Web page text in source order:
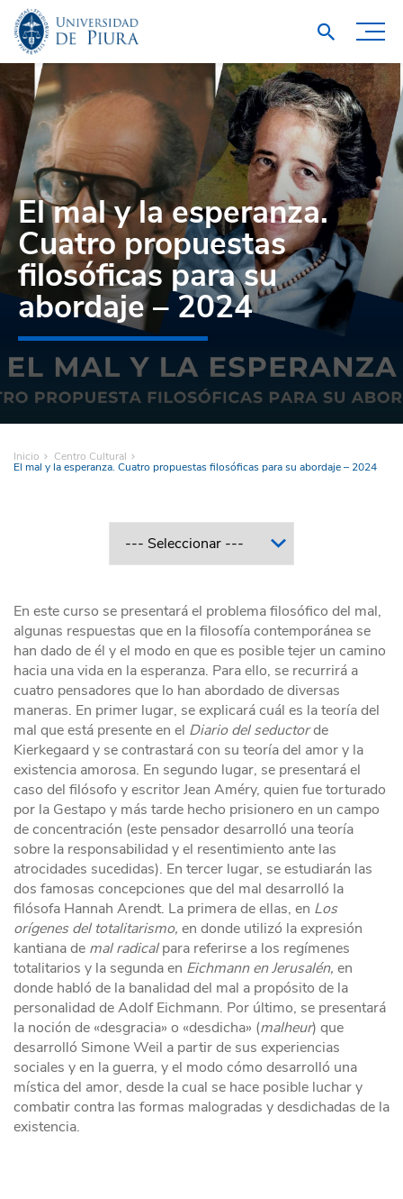
El mal y la esperanza.
Cuatro propuestas
filosóficas para su
abordaje – 2024
Inicio Centro Cultural
El mal y la esperanza. Cuatro propuestas filosóficas para su abordaje – 2024
En este curso se presentará el problema filosófico del mal,
algunas respuestas que en la filosofía contemporánea se
han dado de él y el modo en que es posible tejer un camino
hacia una vida en la esperanza. Para ello, se recurrirá a
cuatro pensadores que lo han abordado de diversas
maneras. En primer lugar, se explicará cuál es la teoría del
mal que está presente en el Diario del seductorde
Kierkegaard y se contrastará con su teoría del amor y la
existencia amorosa. En segundo lugar, se presentará el
caso del filósofo y escritor Jean Améry, quien fue torturado
por la Gestapo y más tarde hecho prisionero en un campo
de concentración (este pensador desarrolló una teoría
sobre la responsabilidad y el resentimiento ante las
atrocidades sucedidas). En tercer lugar, se estudiarán las
dos famosas concepciones que del mal desarrolló la
filósofa Hannah Arendt. La primera de ellas, en Los
orígenes del totalitarismo, en donde utilizó la expresión
kantiana de mal radicalpara referirse a los regímenes
totalitarios y la segunda en Eichmann en Jerusalén, en
donde habló de la banalidad del mal a propósito de la
personalidad de Adolf Eichmann. Por último, se presentará
la noción de «desgracia» o «desdicha» (malheur) que
desarrolló Simone Weil a partir de sus experiencias
sociales y en la guerra, y el modo cómo desarrolló una
mística del amor, desde la cual se hace posible luchar y
combatir contra las formas malogradas y desdichadas de la
existencia.